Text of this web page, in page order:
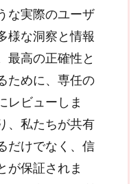
な実際のユーザ
様な洞察と情報
最高の正確性と
ために、専任の
レビューしま
、私たちが共有
だけでなく、信
が保証されま